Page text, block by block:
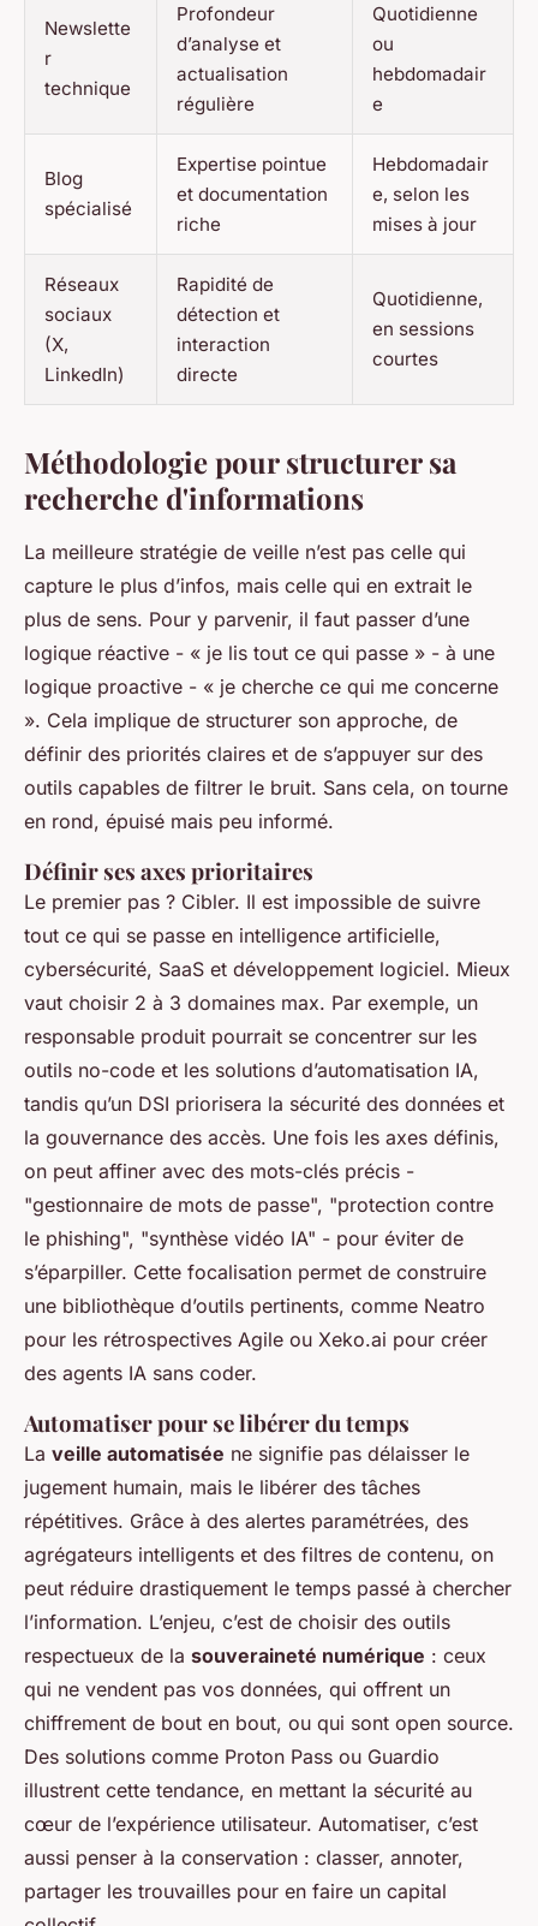
Newslette
r
technique
Profondeur
d’analyse et
actualisation
régulière
Quotidienne
ou
hebdomadair
e
Blog
spécialisé
Expertise pointue
et documentation
riche
Hebdomadair
e, selon les
mises à jour
Réseaux
sociaux
(X,
LinkedIn)
Rapidité de
détection et
interaction
directe
Quotidienne,
en sessions
courtes
Méthodologie pour structurer sa
recherche d'informations
La meilleure stratégie de veille n’est pas celle qui
capture le plus d’infos, mais celle qui en extrait le
plus de sens. Pour y parvenir, il faut passer d’une
logique réactive - « je lis tout ce qui passe » - à une
logique proactive - « je cherche ce qui me concerne
». Cela implique de structurer son approche, de
définir des priorités claires et de s’appuyer sur des
outils capables de filtrer le bruit. Sans cela, on tourne
en rond, épuisé mais peu informé.
Définir ses axes prioritaires
Le premier pas ? Cibler. Il est impossible de suivre
tout ce qui se passe en intelligence artificielle,
cybersécurité, SaaS et développement logiciel. Mieux
vaut choisir 2 à 3 domaines max. Par exemple, un
responsable produit pourrait se concentrer sur les
outils no-code et les solutions d’automatisation IA,
tandis qu’un DSI priorisera la sécurité des données et
la gouvernance des accès. Une fois les axes définis,
on peut affiner avec des mots-clés précis -
"gestionnaire de mots de passe", "protection contre
le phishing", "synthèse vidéo IA" - pour éviter de
s’éparpiller. Cette focalisation permet de construire
une bibliothèque d’outils pertinents, comme Neatro
pour les rétrospectives Agile ou Xeko.ai pour créer
des agents IA sans coder.
Automatiser pour se libérer du temps
La veille automatisée ne signifie pas délaisser le
jugement humain, mais le libérer des tâches
répétitives. Grâce à des alertes paramétrées, des
agrégateurs intelligents et des filtres de contenu, on
peut réduire drastiquement le temps passé à chercher
l’information. L’enjeu, c’est de choisir des outils
respectueux de la souveraineté numérique : ceux
qui ne vendent pas vos données, qui offrent un
chiffrement de bout en bout, ou qui sont open source.
Des solutions comme Proton Pass ou Guardio
illustrent cette tendance, en mettant la sécurité au
cœur de l’expérience utilisateur. Automatiser, c’est
aussi penser à la conservation : classer, annoter,
partager les trouvailles pour en faire un capital